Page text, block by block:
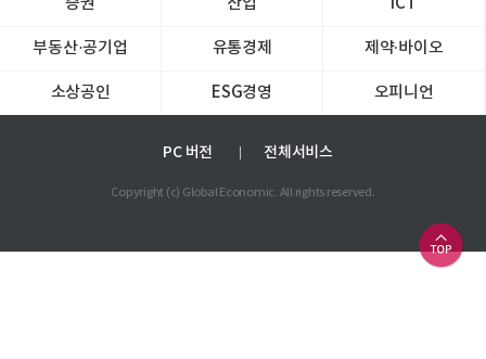
부동산·공기업 유통경제 제약∙바이오
소상공인 ESG경영 오피니언
PC 버전 전체서비스
Copyright (c) Global Economic. All rights reserved.